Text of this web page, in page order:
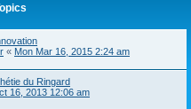
« Mon Mar 16, 2015 2:24 am
du Ringard
16, 2013 12:06 am